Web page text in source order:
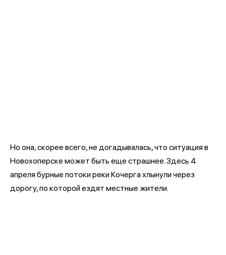
Но она, скорее всего, не догадывалась, что ситуация в
Новохоперске может быть еще страшнее. Здесь 4
апреля бурные потоки реки Кочерга хлынули через
дорогу, по которой ездят местные жители.